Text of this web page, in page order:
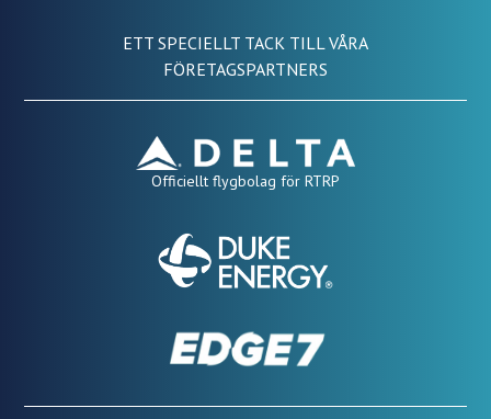
ETT SPECIELLT TACK TILL VÅRA
FÖRETAGSPARTNERS
Officiellt flygbolag för RTRP